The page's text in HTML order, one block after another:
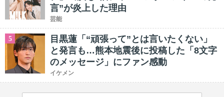
言”が炎上した理由
芸能
5
目黒蓮「“頑張って”とは言いたくない」
と発言も…熊本地震後に投稿した「8文字
のメッセージ」にファン感動
イケメン